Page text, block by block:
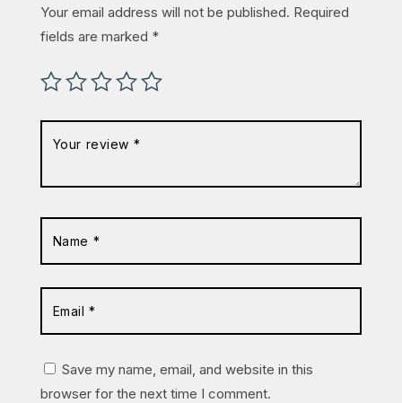
Your email address will not be published. Required
fields are marked *
Save my name, email, and website in this
browser for the next time I comment.